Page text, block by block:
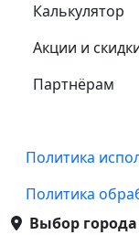
Калькулятор
Акции и
Партнёрам
Подвал
Политика
Политика
Выбор города